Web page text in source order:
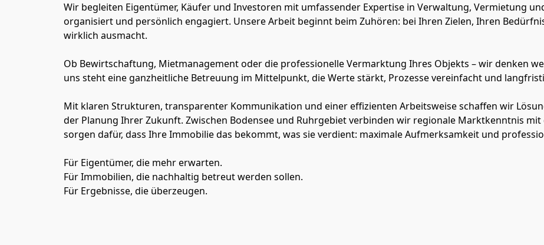
Wir begleiten Eigentümer, Käufer und Investoren mit umfassender Expertise in Verwaltung, Vermietung
organisiert und persönlich engagiert. Unsere Arbeit beginnt beim Zuhören: bei Ihren Zielen, Ihren
wirklich ausmacht.
Ob Bewirtschaftung, Mietmanagement oder die professionelle Vermarktung Ihres Objekts – wir denken
uns steht eine ganzheitliche Betreuung im Mittelpunkt, die Werte stärkt, Prozesse vereinfacht und
Mit klaren Strukturen, transparenter Kommunikation und einer effizienten Arbeitsweise schaffen wir
der Planung Ihrer Zukunft. Zwischen Bodensee und Ruhrgebiet verbinden wir regionale Marktkenntnis
sorgen dafür, dass Ihre Immobilie das bekommt, was sie verdient: maximale Aufmerksamkeit und
Für Eigentümer, die mehr erwarten.
Für Immobilien, die nachhaltig betreut werden sollen.
Für Ergebnisse, die überzeugen.